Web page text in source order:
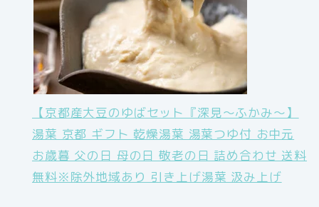
【京都産大豆のゆばセット『深見〜ふかみ〜】
湯葉 京都 ギフト 乾燥湯葉 湯葉つゆ付 お中元
お歳暮 父の日 母の日 敬老の日 詰め合わせ 送料
無料※除外地域あり 引き上げ湯葉 汲み上げ